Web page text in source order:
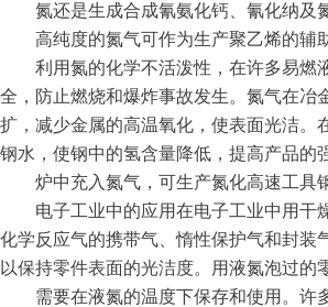
氮还是生成合成氰氨化钙、氰化纳及
高纯度的氮气可作为生产聚乙烯的辅
利用氮的化学不活泼性，在许多易燃
全，防止燃烧和爆炸事故发生。 氮气在冶
扩，减少金属的高温氧化，使表面光洁。
钢水，使钢中的氢含量降低，提高产品的
炉中充入氮气，可生产氮化高速工具
电子工业中的应用在电子工业中用干
化学反应气的携带气、惰性保护气和封装
以保持零件表面的光洁度。用液氮泡过
需要在液氮的温度下保存和使用。许